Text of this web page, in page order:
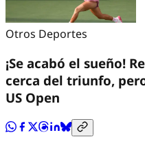
Otros Deportes
¡Se acabó el sueño!
cerca del triunfo,
US Open